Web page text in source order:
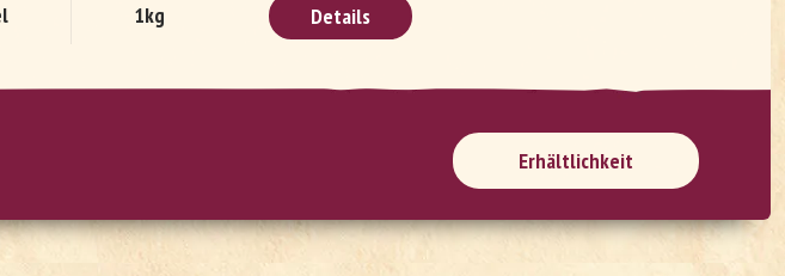
1kg Details
Erhältlichkeit